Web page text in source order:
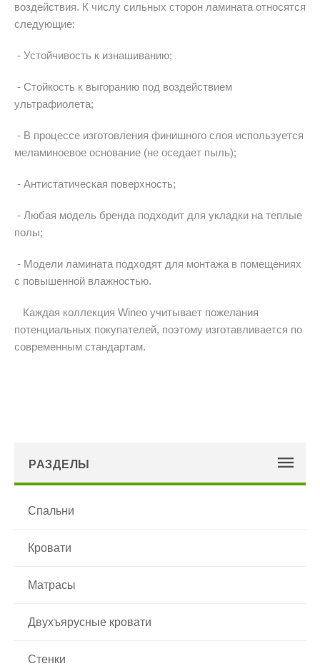
воздействия. К числу сильных сторон ламината относятся
следующие:
- Устойчивость к изнашиванию;
- Стойкость к выгоранию под воздействием
ультрафиолета;
- В процессе изготовления финишного слоя используется
меламиноевое основание (не оседает пыль);
- Антистатическая поверхность;
- Любая модель бренда подходит для укладки на теплые
полы;
- Модели ламината подходят для монтажа в помещениях
с повышенной влажностью.
Каждая коллекция Wineo учитывает пожелания
потенциальных покупателей, поэтому изготавливается по
современным стандартам.
РАЗДЕЛЫ
Спальни
Кровати
Матрасы
Двухъярусные кровати
Стенки